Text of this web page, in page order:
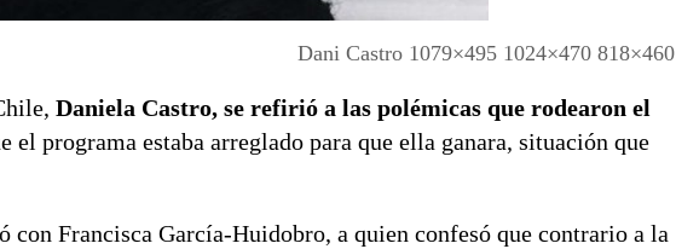
Dani Castro 1079×495 1024×470 818×460
Daniela Castro, se refirió a las polémicas que rodearon el
el programa estaba arreglado para que ella ganara, situación que
con Francisca García-Huidobro, a quien confesó que contrario a la